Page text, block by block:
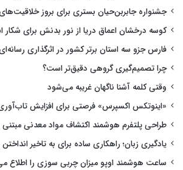
جشنواره جابربن‌حیان بستری برای بروز
کوسه درخشان اعماق دریا از نور بدنش برای شکار
فارس جزو سه استان برتر کشور در اثرگذاری
چرا تصمیم‌گیری گروهی دقیق‌تر است؟
وقتی کلمه آشنا ناگهان غریبه می‌شود
«اینوتکس اکسپرس» فرصتی برای افزایش
طراحی پلتفرم هوشمند اکتشاف مواد معدنی
یادگیری زبان؛ راهکاری ساده برای به تاخیر
ساعت هوشمند اوپو میزان چربی سوزی را اطلاع